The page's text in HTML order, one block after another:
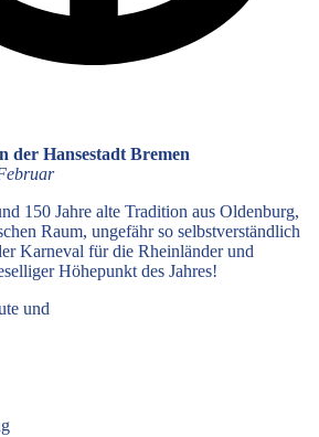
der Hansestadt Bremen
150 Jahre alte Tradition aus Oldenburg,
Raum, ungefähr so selbstverständlich
Karneval für die Rheinländer und
Höhepunkt des Jahres!
und